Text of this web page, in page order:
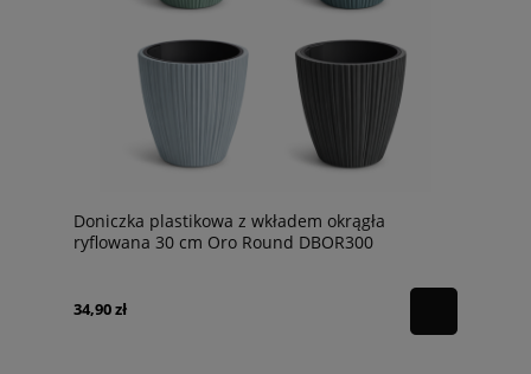
Doniczka plastikowa z wkładem okrągła
ryflowana 30 cm Oro Round DBOR300
34,90 zł